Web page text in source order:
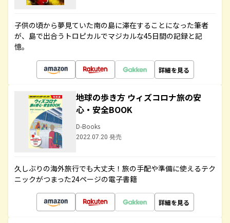
子供の頃から夢見ていた南の島に滞在することになった筆者
が、島で出合うトロピカルでマジカルな45日間の記録と記
憶。
詳細を見る
地球の歩き方 ウィズコロナ旅の安
心・安全BOOK
D-Books
2022.07.20 発売
久しぶりの海外旅行でも大丈夫！旅の手配や準備に使えるテク
ニックがつまった24ページの電子書籍
詳細を見る